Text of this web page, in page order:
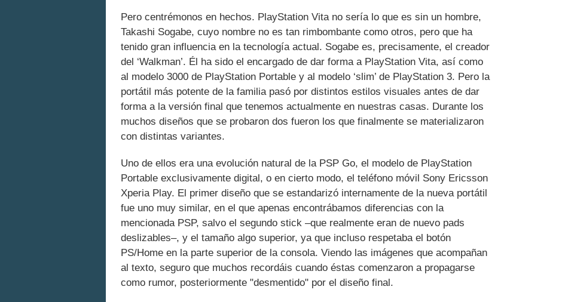
Pero centrémonos en hechos. PlayStation Vita no sería lo que es sin un hombre,
Takashi Sogabe, cuyo nombre no es tan rimbombante como otros, pero que ha
tenido gran influencia en la tecnología actual. Sogabe es, precisamente, el creador
del ‘Walkman’. Él ha sido el encargado de dar forma a PlayStation Vita, así como
al modelo 3000 de PlayStation Portable y al modelo ‘slim’ de PlayStation 3. Pero la
portátil más potente de la familia pasó por distintos estilos visuales antes de dar
forma a la versión final que tenemos actualmente en nuestras casas. Durante los
muchos diseños que se probaron dos fueron los que finalmente se materializaron
con distintas variantes.
Uno de ellos era una evolución natural de la PSP Go, el modelo de PlayStation
Portable exclusivamente digital, o en cierto modo, el teléfono móvil Sony Ericsson
Xperia Play. El primer diseño que se estandarizó internamente de la nueva portátil
fue uno muy similar, en el que apenas encontrábamos diferencias con la
mencionada PSP, salvo el segundo stick –que realmente eran de nuevo pads
deslizables–, y el tamaño algo superior, ya que incluso respetaba el botón
PS/Home en la parte superior de la consola. Viendo las imágenes que acompañan
al texto, seguro que muchos recordáis cuando éstas comenzaron a propagarse
como rumor, posteriormente "desmentido" por el diseño final.